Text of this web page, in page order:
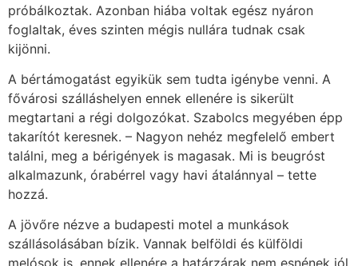
próbálkoztak. Azonban hiába voltak egész nyáron
foglaltak, éves szinten mégis nullára tudnak csak
kijönni.
A bértámogatást egyikük sem tudta igénybe venni. A
fővárosi szálláshelyen ennek ellenére is sikerült
megtartani a régi dolgozókat. Szabolcs megyében épp
takarítót keresnek. – Nagyon nehéz megfelelő embert
találni, meg a bérigények is magasak. Mi is beugróst
alkalmazunk, órabérrel vagy havi átalánnyal – tette
hozzá.
A jövőre nézve a budapesti motel a munkások
szállásolásában bízik. Vannak belföldi és külföldi